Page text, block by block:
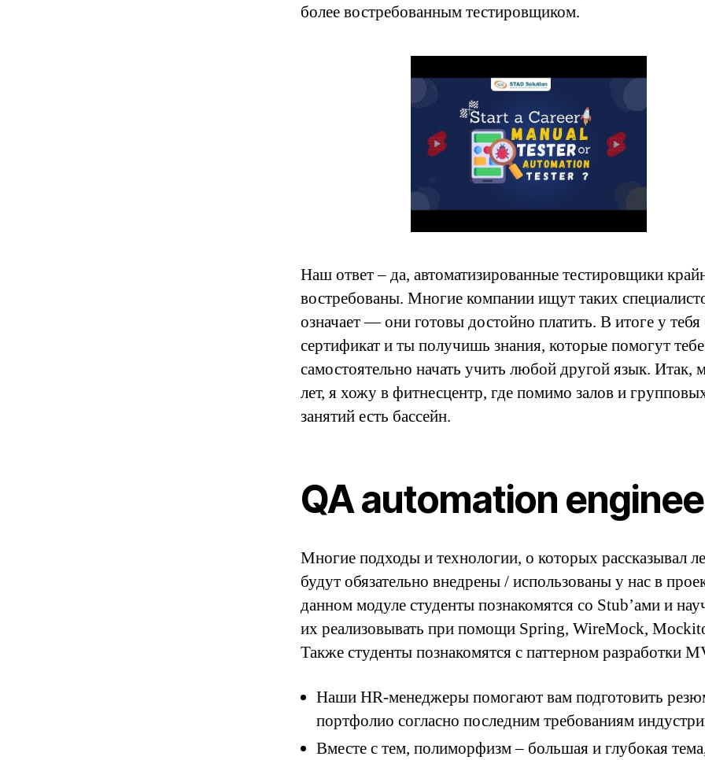
более востребованным тестировщиком.
Наш ответ – да, автоматизированные тестировщики
востребованы. Многие компании ищут таких
означает — они готовы достойно платить. В итоге у тебя
сертификат и ты получишь знания, которые помогут тебе
самостоятельно начать учить любой другой язык. Итак,
лет, я хожу в фитнесцентр, где помимо залов и
занятий есть бассейн.
QA automation
Многие подходы и технологии, о которых рассказывал
будут обязательно внедрены / использованы у нас в
данном модуле студенты познакомятся со Stub’aми и
их реализовывать при помощи Spring, WireMock,
Также студенты познакомятся с паттерном разработки
Наши HR-менеджеры помогают вам подготовить
портфолио согласно последним требованиям
Вместе с тем, полиморфизм – большая и глубокая